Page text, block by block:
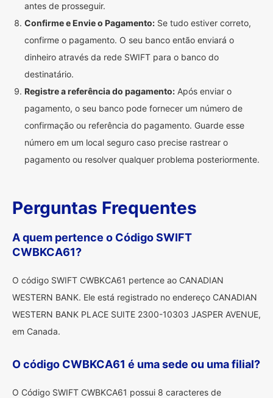
antes de prosseguir.
Confirme e Envie o Pagamento: Se tudo estiver correto,
confirme o pagamento. O seu banco então enviará o
dinheiro através da rede SWIFT para o banco do
destinatário.
Registre a referência do pagamento: Após enviar o
pagamento, o seu banco pode fornecer um número de
confirmação ou referência do pagamento. Guarde esse
número em um local seguro caso precise rastrear o
pagamento ou resolver qualquer problema posteriormente.
Perguntas Frequentes
A quem pertence o Código SWIFT
CWBKCA61?
O código SWIFT CWBKCA61 pertence ao CANADIAN
WESTERN BANK. Ele está registrado no endereço CANADIAN
WESTERN BANK PLACE SUITE 2300-10303 JASPER AVENUE,
em Canada.
O código CWBKCA61 é uma sede ou uma filial?
O Código SWIFT CWBKCA61 possui 8 caracteres de